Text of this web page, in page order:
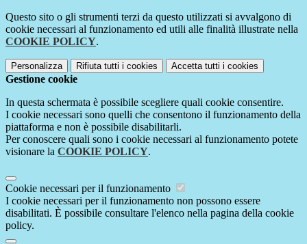
Questo sito o gli strumenti terzi da questo utilizzati si avvalgono di
cookie necessari al funzionamento ed utili alle finalità illustrate nella
COOKIE POLICY.
Personalizza Rifiuta tutti i cookies Accetta tutti i cookies
Gestione cookie
In questa schermata è possibile scegliere quali cookie consentire.
I cookie necessari sono quelli che consentono il funzionamento della
piattaforma e non è possibile disabilitarli.
Per conoscere quali sono i cookie necessari al funzionamento potete
visionare la COOKIE POLICY.
Cookie necessari per il funzionamento
I cookie necessari per il funzionamento non possono essere
disabilitati. È possibile consultare l'elenco nella pagina della cookie
policy.